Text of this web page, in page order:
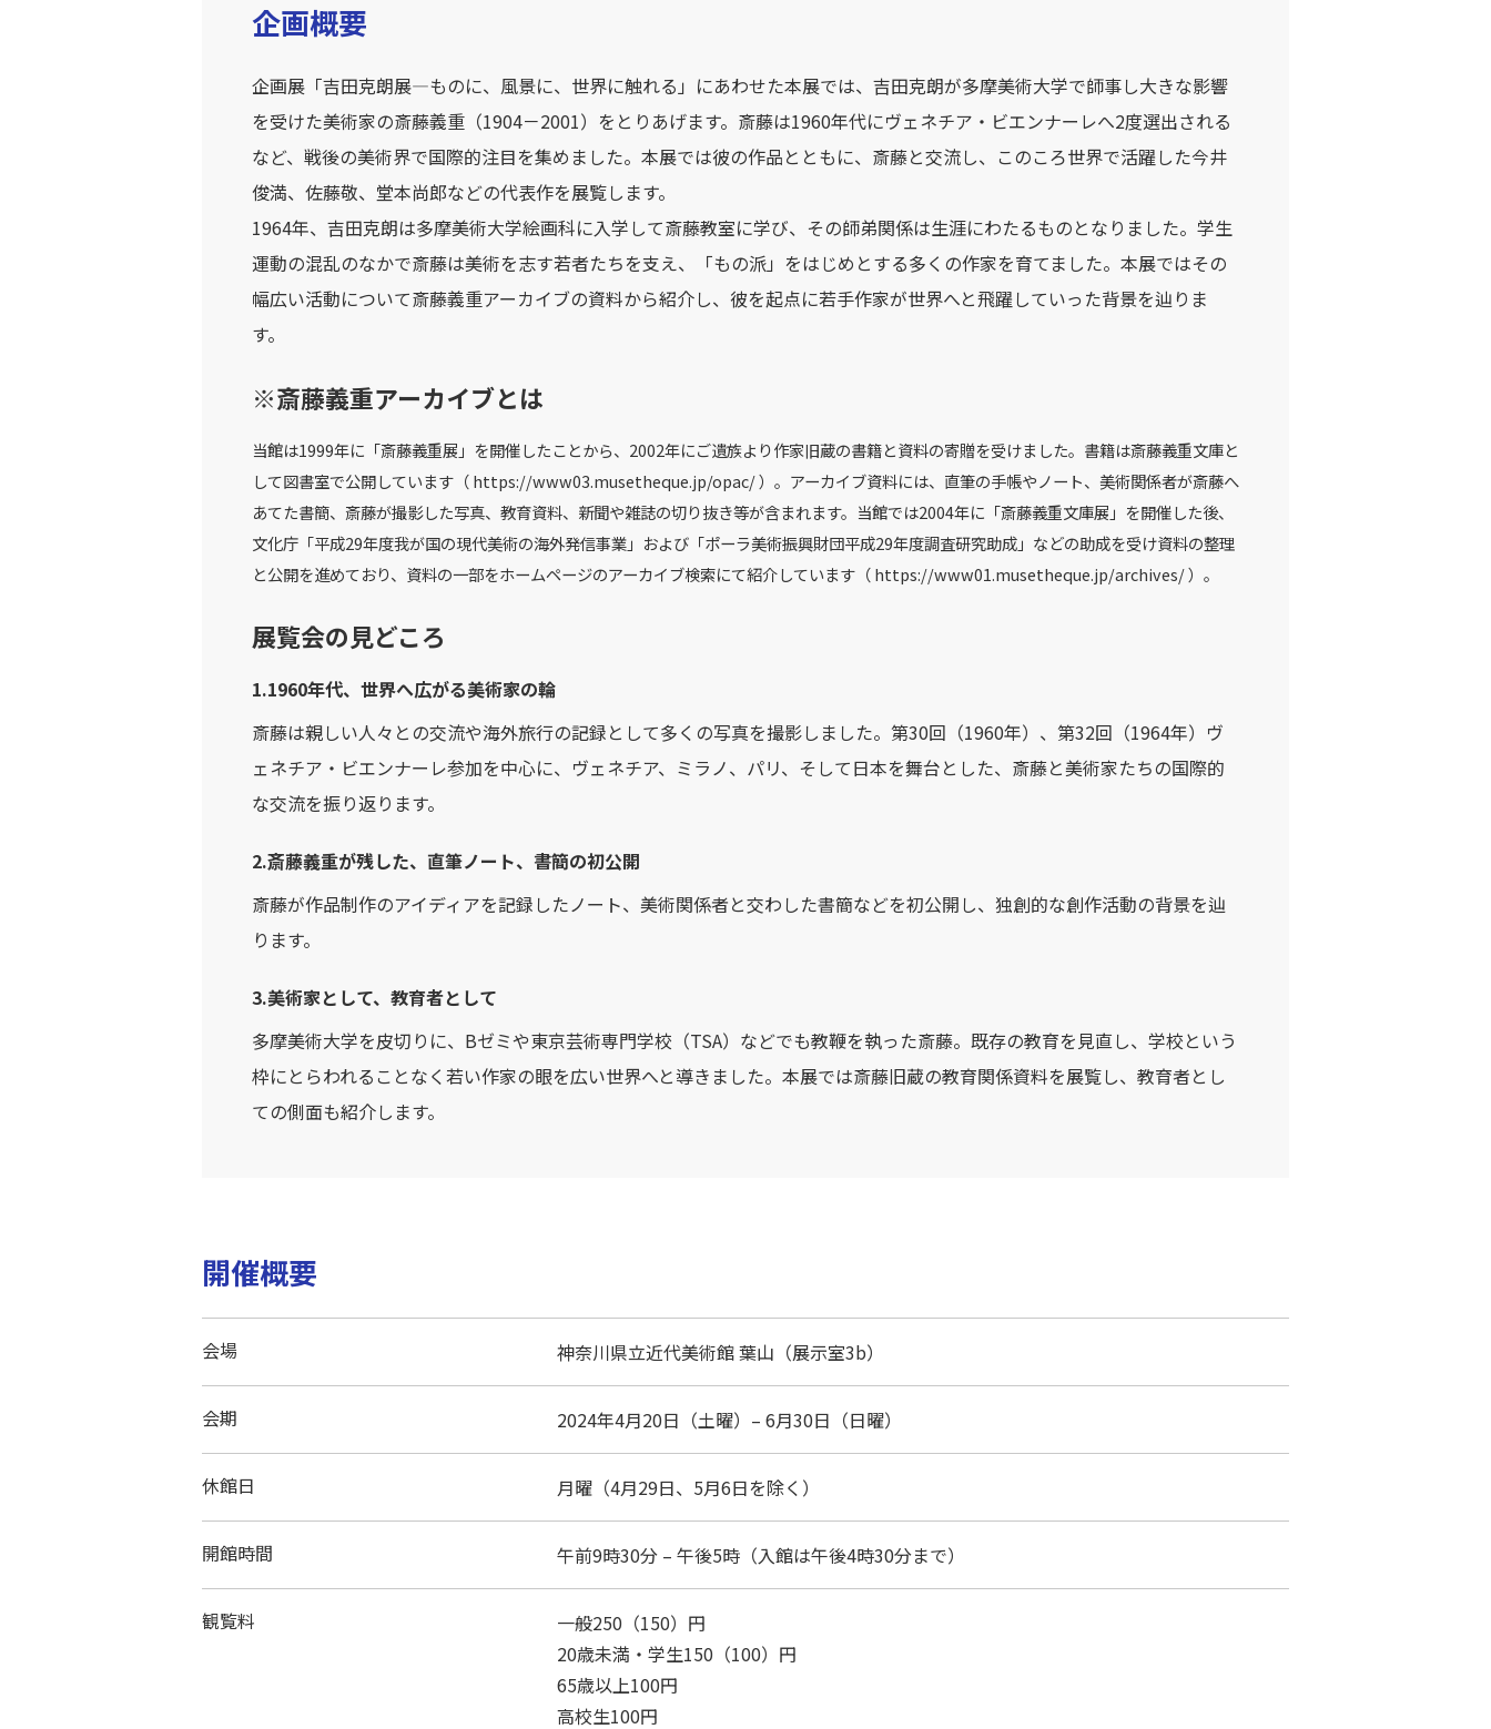
企画概要
企画展「吉田克朗展―ものに、風景に、世界に触れる」にあわせた本展では、吉田克朗が多摩美術大学で師事し大きな影響
を受けた美術家の斎藤義重（1904－2001）をとりあげます。斎藤は1960年代にヴェネチア・ビエンナーレへ2度選出される
など、戦後の美術界で国際的注目を集めました。本展では彼の作品とともに、斎藤と交流し、このころ世界で活躍した今井
俊満、佐藤敬、堂本尚郎などの代表作を展覧します。
1964年、吉田克朗は多摩美術大学絵画科に入学して斎藤教室に学び、その師弟関係は生涯にわたるものとなりました。学生
運動の混乱のなかで斎藤は美術を志す若者たちを支え、「もの派」をはじめとする多くの作家を育てました。本展ではその
幅広い活動について斎藤義重アーカイブの資料から紹介し、彼を起点に若手作家が世界へと飛躍していった背景を辿りま
す。
※斎藤義重アーカイブとは
当館は1999年に「斎藤義重展」を開催したことから、2002年にご遺族より作家旧蔵の書籍と資料の寄贈を受けました。書籍は斎藤義重文庫と
して図書室で公開しています（ https://www03.musetheque.jp/opac/ ）。アーカイブ資料には、直筆の手帳やノート、美術関係者が斎藤へ
あてた書簡、斎藤が撮影した写真、教育資料、新聞や雑誌の切り抜き等が含まれます。当館では2004年に「斎藤義重文庫展」を開催した後、
文化庁「平成29年度我が国の現代美術の海外発信事業」および「ポーラ美術振興財団平成29年度調査研究助成」などの助成を受け資料の整理
と公開を進めており、資料の一部をホームページのアーカイブ検索にて紹介しています（ https://www01.musetheque.jp/archives/ ）。
展覧会の見どころ
1.1960年代、世界へ広がる美術家の輪
斎藤は親しい人々との交流や海外旅行の記録として多くの写真を撮影しました。第30回（1960年）、第32回（1964年）ヴ
ェネチア・ビエンナーレ参加を中心に、ヴェネチア、ミラノ、パリ、そして日本を舞台とした、斎藤と美術家たちの国際的
な交流を振り返ります。
2.斎藤義重が残した、直筆ノート、書簡の初公開
斎藤が作品制作のアイディアを記録したノート、美術関係者と交わした書簡などを初公開し、独創的な創作活動の背景を辿
ります。
3.美術家として、教育者として
多摩美術大学を皮切りに、Bゼミや東京芸術専門学校（TSA）などでも教鞭を執った斎藤。既存の教育を見直し、学校という
枠にとらわれることなく若い作家の眼を広い世界へと導きました。本展では斎藤旧蔵の教育関係資料を展覧し、教育者とし
ての側面も紹介します。
開催概要
会場 神奈川県立近代美術館 葉山（展示室3b）
会期 2024年4月20日（土曜）– 6月30日（日曜）
休館日 月曜（4月29日、5月6日を除く）
開館時間 午前9時30分 – 午後5時（入館は午後4時30分まで）
観覧料
一般250（150）円
20歳未満・学生150（100）円
65歳以上100円
高校生100円